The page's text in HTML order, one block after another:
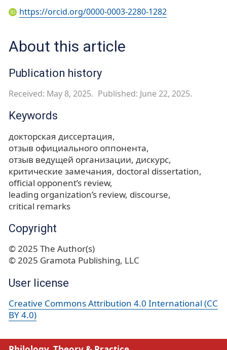
https://orcid.org/0000-0003-2280-1282
About this article
Publication history
Received: May 8, 2025. Published: June 22, 2025.
Keywords
докторская диссертация
отзыв официального оппонента
отзыв ведущей организации дискурс
критические замечания doctoral dissertation
official opponent’s review
leading organization’s review discourse
critical remarks
Copyright
© 2025 The Author(s)
© 2025 Gramota Publishing, LLC
User license
Creative Commons Attribution 4.0 International (CC
BY 4.0)